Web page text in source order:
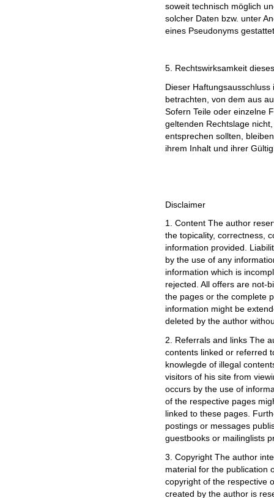
soweit technisch möglich
solcher Daten bzw. unter
eines Pseudonyms
5. Rechtswirksamkeit
Dieser
betrachten, von dem aus
Sofern Teile oder einzelne
geltenden Rechtslage
entsprechen sollten,
ihrem Inhalt und ihrer
Disclaimer
1. Content The author
the topicality, correctness,
information provided.
by the use of any
information which is
rejected. All offers are not-
the pages or the complete
information might be
deleted by the author
2. Referrals and links The
contents linked or referred
knowlegde of illegal
visitors of his site from
occurs by the use of
of the respective pages
linked to these pages.
postings or messages
guestbooks or mailinglists
3. Copyright The author
material for the publication
copyright of the respective
created by the author is